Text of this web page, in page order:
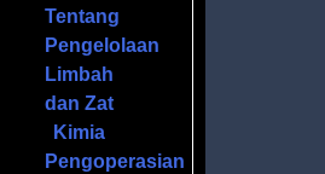
Tentang
Pengelolaan
Limbah
dan Zat
Kimia
Pengoperasian